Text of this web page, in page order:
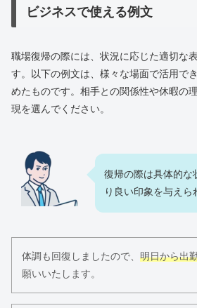
ビジネスで使える例文
職場復帰の際には、状況に応じた適切な
す。以下の例文は、様々な場面で活用で
めたものです。相手との関係性や休暇の
現を選んでください。
復帰の際は具体的な
り良い印象を与えら
体調も回復しましたので、 明日から出
願いいたします。